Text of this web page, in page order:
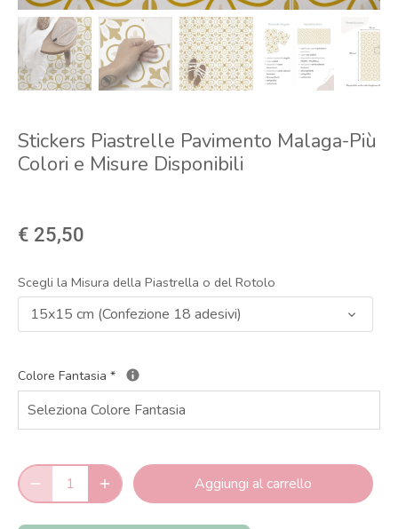
Stickers Piastrelle Pavimento Malaga-Più
Colori e Misure Disponibili
€ 25,50
Scegli la Misura della Piastrella o del Rotolo
15x15 cm (Confezione 18 adesivi)
Colore Fantasia *
Aggiungi al carrello